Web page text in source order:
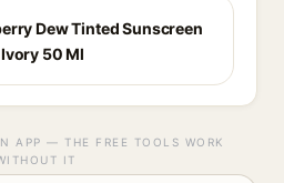
Dew Tinted Sunscreen
50 Ml
APP — THE FREE TOOLS WORK
IT